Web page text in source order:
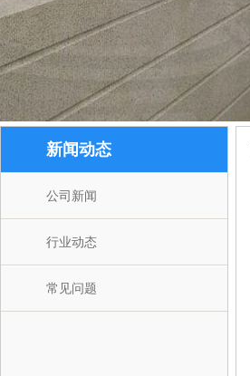
新闻动态
公司新闻
行业动态
常见问题